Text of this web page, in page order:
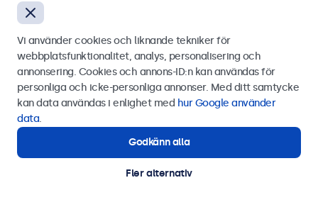
Skicka
Kontakta våra experter.
Vi använder cookies och liknande tekniker för
webbplatsfunktionalitet, analys, personalisering och
annonsering. Cookies och annons-ID:n kan användas för
personliga och icke-personliga annonser. Med ditt samtycke
kan data användas i enlighet med hur Google använder
data.
Godkänn alla
Fler alternativ